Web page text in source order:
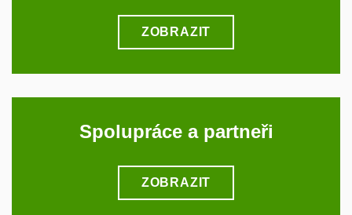
ZOBRAZIT
Spolupráce a partneři
ZOBRAZIT